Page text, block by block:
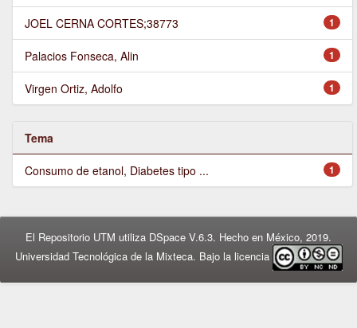
1
JOEL CERNA CORTES;38773
1
Palacios Fonseca, Alin
1
Virgen Ortiz, Adolfo
Tema
1
Consumo de etanol, Diabetes tipo ...
El Repositorio UTM utiliza DSpace V.6.3. Hecho en México, 2019.
Universidad Tecnológica de la Mixteca. Bajo la licencia